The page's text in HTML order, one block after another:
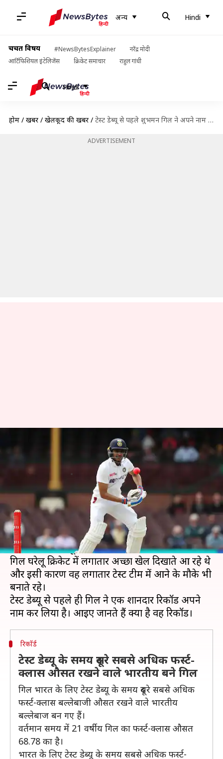
अन्य Hindi
चर्चित विषय #NewsBytesExplainer
नरेंद्र मोदी
आर्टिफिशियल इंटेलिजेंस
क्रिकेट समाचार राहुल गांधी
Hindi
होम / खबरें / खेलकूद की खबरें / टेस्ट डेब्यू से पहले शुभमन गिल ने अपने नाम किया ये शानदार रिकॉर्ड
ADVERTISEMENT
टेस्ट डेब्यू से पहले शुभमन गिल ने
अपने नाम किया ये शानदार रिकॉर्ड
Neeraj Pandey Dec 25, 2020 06:05 pm
क्या है खबर?
युवा शुभमन गिल को लंबे इंतजार के बाद टेस्ट डेब्यू करने
का मौका मिला है और वह ऑस्ट्रेलिया के खिलाफ मेलबर्न
में अपना टेस्ट डेब्यू करेंगे।
गिल घरेलू क्रिकेट में लगातार अच्छा खेल दिखाते आ रहे थे
और इसी कारण वह लगातार टेस्ट टीम में आने के मौके भी
बनाते रहे।
टेस्ट डेब्यू से पहले ही गिल ने एक शानदार रिकॉर्ड अपने
रिकॉर्ड
टेस्ट डेब्यू के समय दूसरे सबसे अधिक फर्स्ट-
क्लास औसत रखने वाले भारतीय बने गिल
गिल भारत के लिए टेस्ट डेब्यू के समय दूसरे सबसे अधिक
फर्स्ट-क्लास बल्लेबाजी औसत रखने वाले भारतीय
बल्लेबाज बन गए हैं।
वर्तमान समय में 21 वर्षीय गिल का फर्स्ट-क्लास औसत
68.78 का है।
भारत के लिए टेस्ट डेब्यू के समय सबसे अधिक फर्स्ट-